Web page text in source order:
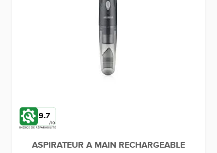
9.7
ASPIRATEUR A MAIN RECHARGEABLE